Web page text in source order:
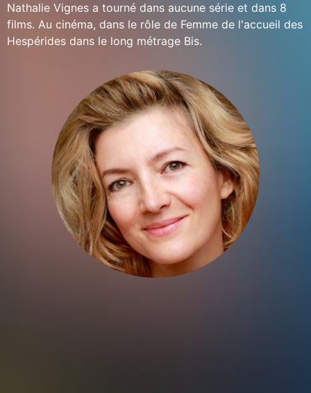
Nathalie Vignes a tourné dans aucune série et dans 8
films. Au cinéma, dans le rôle de Femme de l'accueil des
Hespérides dans le long métrage Bis.